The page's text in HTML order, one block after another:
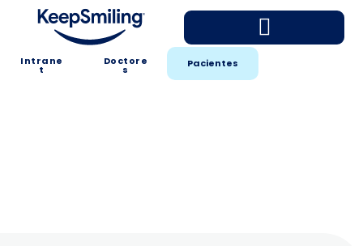
Intrane
t
Doctore
s Pacientes